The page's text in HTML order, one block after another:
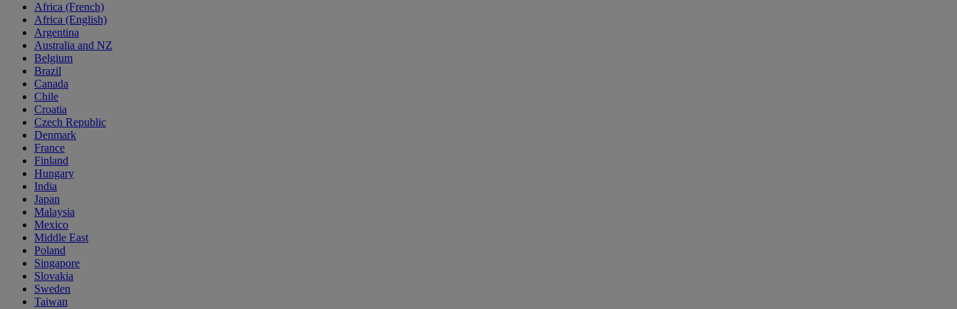
Africa (French)
Africa (English)
Argentina
Australia and NZ
Belgium
Brazil
Canada
Chile
Croatia
Czech Republic
Denmark
France
Finland
Hungary
India
Japan
Malaysia
Mexico
Middle East
Poland
Singapore
Slovakia
Sweden
Taiwan